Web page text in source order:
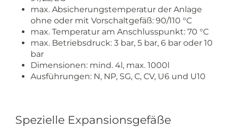
max. Absicherungstemperatur der Anlage
ohne oder mit Vorschaltgefäß: 90/110 °C
max. Temperatur am Anschlusspunkt: 70 °C
max. Betriebsdruck: 3 bar, 5 bar, 6 bar oder 10
bar
Dimensionen: mind. 4l, max. 1000l
Ausführungen: N, NP, SG, C, CV, U6 und U10
Spezielle Expansionsgefäße